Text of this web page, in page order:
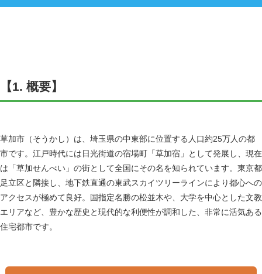
【1. 概要】
草加市（そうかし）は、埼玉県の中東部に位置する人口約25万人の都
市です。江戸時代には日光街道の宿場町「草加宿」として発展し、現在
は「草加せんべい」の街として全国にその名を知られています。東京都
足立区と隣接し、地下鉄直通の東武スカイツリーラインにより都心への
アクセスが極めて良好。国指定名勝の松並木や、大学を中心とした文教
エリアなど、豊かな歴史と現代的な利便性が調和した、非常に活気ある
住宅都市です。